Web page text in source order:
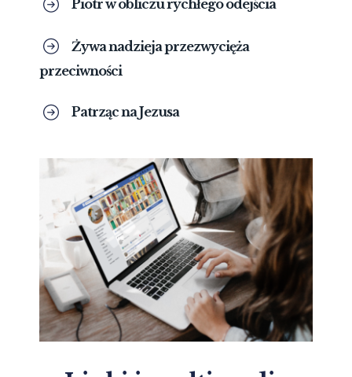
Piotr w obliczu rychłego odejścia
Żywa nadzieja przezwycięża
przeciwności
Patrząc na Jezusa